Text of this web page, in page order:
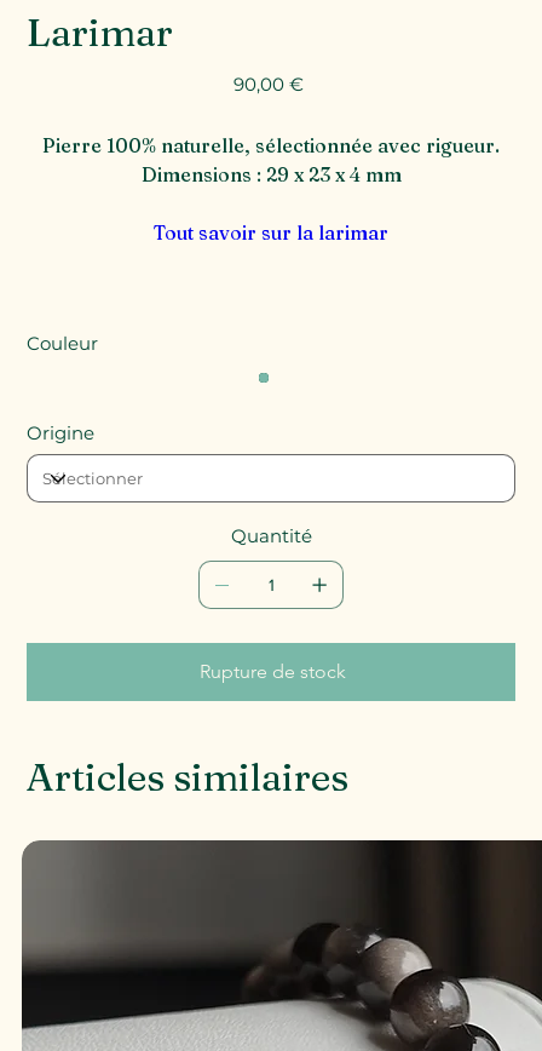
Articles similaires
Larimar
Prix
90,00 €
Pierre 100% naturelle, sélectionnée avec rigueur.
Dimensions : 29 x 23 x 4 mm
Tout savoir sur la larimar
Couleur
Origine
Quantité
Rupture de stock